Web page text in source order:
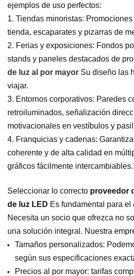
ejemplos de uso perfectos:
1. Tiendas minoristas:
tienda, escaparates y pizarras de
2. Ferias y exposiciones: Fondos
stands y paneles destacados de
de luz al por mayor Su diseño las
viajar.
3. Entornos corporativos: Paredes
retroiluminados, señalización
motivacionales en vestíbulos y
4. Franquicias y cadenas:
coherente y de alta calidad en
gráficos fácilmente intercambiables.
Seleccionar lo correcto proveedor
de luz LED Es fundamental para
Necesita un socio que ofrezca no
una solución integral. Nuestra
Tamaños personalizados:
según sus especificaciones
Precios al por mayor: tarifas